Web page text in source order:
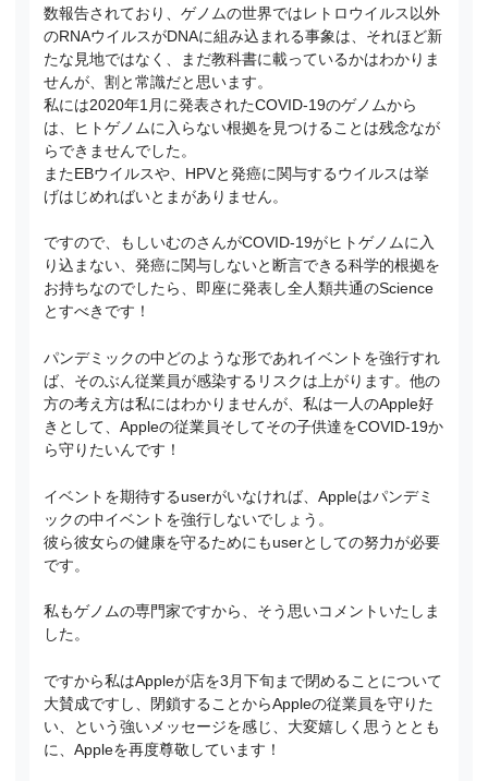
数報告されており、ゲノムの世界ではレトロウイルス以外
のRNAウイルスがDNAに組み込まれる事象は、それほど新
たな見地ではなく、まだ教科書に載っているかはわかりま
せんが、割と常識だと思います。
私には2020年1月に発表されたCOVID-19のゲノムから
は、ヒトゲノムに入らない根拠を見つけることは残念なが
らできませんでした。
またEBウイルスや、HPVと発癌に関与するウイルスは挙
げはじめればいとまがありません。
ですので、もしいむのさんがCOVID-19がヒトゲノムに入
り込まない、発癌に関与しないと断言できる科学的根拠を
お持ちなのでしたら、即座に発表し全人類共通のScience
とすべきです！
パンデミックの中どのような形であれイベントを強行すれ
ば、そのぶん従業員が感染するリスクは上がります。他の
方の考え方は私にはわかりませんが、私は一人のApple好
きとして、Appleの従業員そしてその子供達をCOVID-19か
ら守りたいんです！
イベントを期待するuserがいなければ、Appleはパンデミ
ックの中イベントを強行しないでしょう。
彼ら彼女らの健康を守るためにもuserとしての努力が必要
です。
私もゲノムの専門家ですから、そう思いコメントいたしま
した。
ですから私はAppleが店を3月下旬まで閉めることについて
大賛成ですし、閉鎖することからAppleの従業員を守りた
い、という強いメッセージを感じ、大変嬉しく思うととも
に、Appleを再度尊敬しています！